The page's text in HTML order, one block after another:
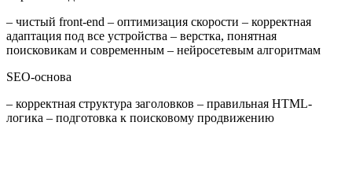
– чистый front-end – оптимизация скорости – корректная
адаптация под все устройства – верстка, понятная
поисковикам и современным – нейросетевым алгоритмам
SEO-основа
– корректная структура заголовков – правильная HTML-
логика – подготовка к поисковому продвижению